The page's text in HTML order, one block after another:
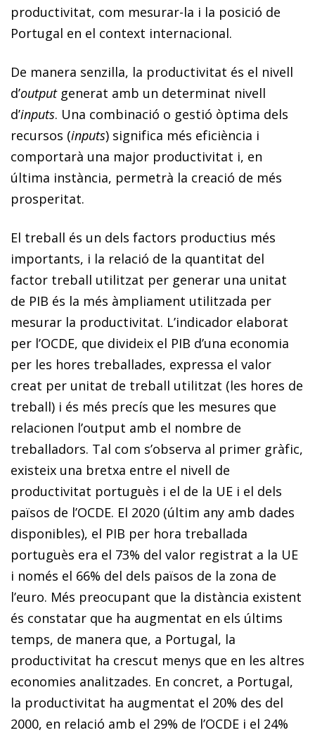
productivitat, com mesurar-la i la posició de
Portugal en el context internacional.
De manera senzilla, la productivitat és el nivell
d’outputgenerat amb un determinat nivell
d’inputs. Una combinació o gestió òptima dels
recursos (inputs) significa més eficiència i
comportarà una major productivitat i, en
última instància, permetrà la creació de més
prosperitat.
El treball és un dels factors productius més
importants, i la relació de la quantitat del
factor treball utilitzat per generar una unitat
de PIB és la més àmpliament utilitzada per
mesurar la productivitat. L’indicador elaborat
per l’OCDE, que divideix el PIB d’una economia
per les hores treballades, expressa el valor
creat per unitat de treball utilitzat (les hores de
treball) i és més precís que les mesures que
relacionen l’output amb el nombre de
treballadors. Tal com s’observa al primer gràfic,
existeix una bretxa entre el nivell de
productivitat portuguès i el de la UE i el dels
països de l’OCDE. El 2020 (últim any amb dades
disponibles), el PIB per hora treballada
portuguès era el 73% del valor registrat a la UE
i només el 66% del dels països de la zona de
l’euro. Més preocupant que la distància existent
és constatar que ha augmentat en els últims
temps, de manera que, a Portugal, la
productivitat ha crescut menys que en les altres
economies analitzades. En concret, a Portugal,
la productivitat ha augmentat el 20% des del
2000, en relació amb el 29% de l’OCDE i el 24%